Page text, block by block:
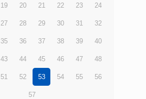
19 20 21 22 23 24
27 28 29 30 31 32
35 36 37 38 39 40
43 44 45 46 47 48
51 52 53 54 55 56
57